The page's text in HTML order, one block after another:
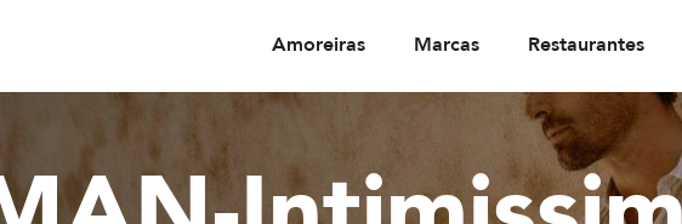
Amoreiras Marcas Restaurantes